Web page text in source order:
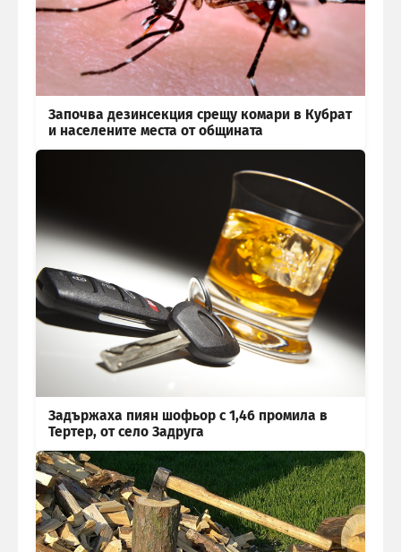
Започва дезинсекция срещу комари в Кубрат
и населените места от общината
Задържаха пиян шофьор с 1,46 промила в
Тертер, от село Задруга